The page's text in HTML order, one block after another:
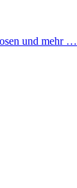
und mehr …